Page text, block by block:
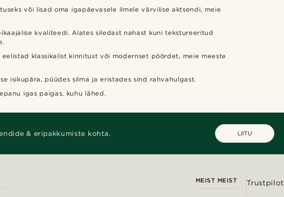
või lisad oma igapäevasele ilmele värvilise aktsendi, meie
kvaliteedi. Alates siledast nahast kuni tekstureeritud
klassikalist kinnitust või modernset pöördet, meie meeste
isikupära, püüdes silma ja eristades sind rahvahulgast.
igas paigas, kuhu lähed.
& eripakkumiste kohta. LIITU
MEIST MEIST Trustpilot